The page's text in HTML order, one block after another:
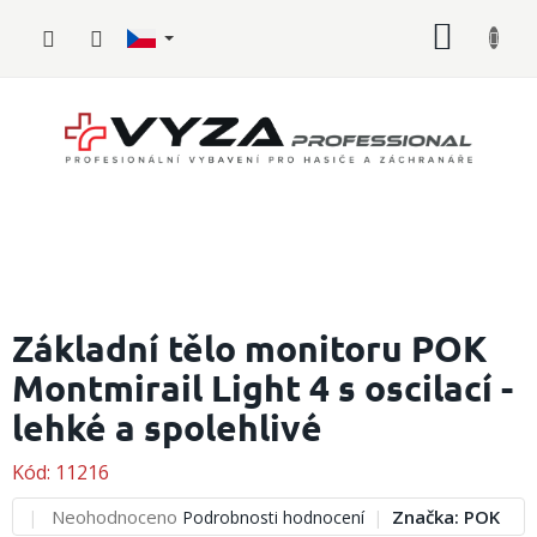
Požární
sport
vybavení
Oblečení,
Základní tělo monitoru POK
Montmirail Light 4 s oscilací -
lehké a spolehlivé
Kód: 11216
Průměrné
Neohodnoceno Podrobnosti hodnocení Značka: POK